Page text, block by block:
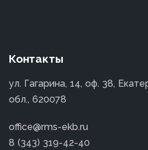
Контакты
ул. Гагарина, 14, оф. 38,
обл., 620078
office@rms-ekb.ru
8 (343) 319-42-40